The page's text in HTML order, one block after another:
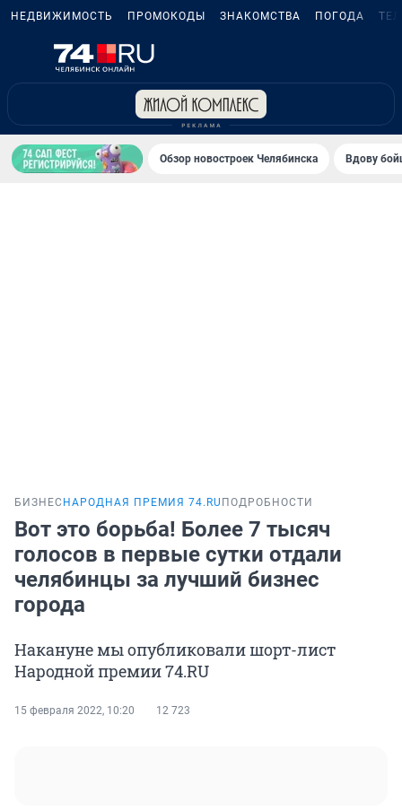
НЕДВИЖИМОСТЬ ПРОМОКОДЫ ЗНАКОМСТВА ПОГОДА
Обзор новостроек Челябинска Вдову
БИЗНЕС НАРОДНАЯ ПРЕМИЯ 74.RU ПОДРОБНОСТИ
Вот это борьба! Более 7 тысяч
голосов в первые сутки отдали
челябинцы за лучший бизнес
города
Накануне мы опубликовали шорт-лист
Народной премии 74.RU
15 февраля 2022, 10:20 12 723